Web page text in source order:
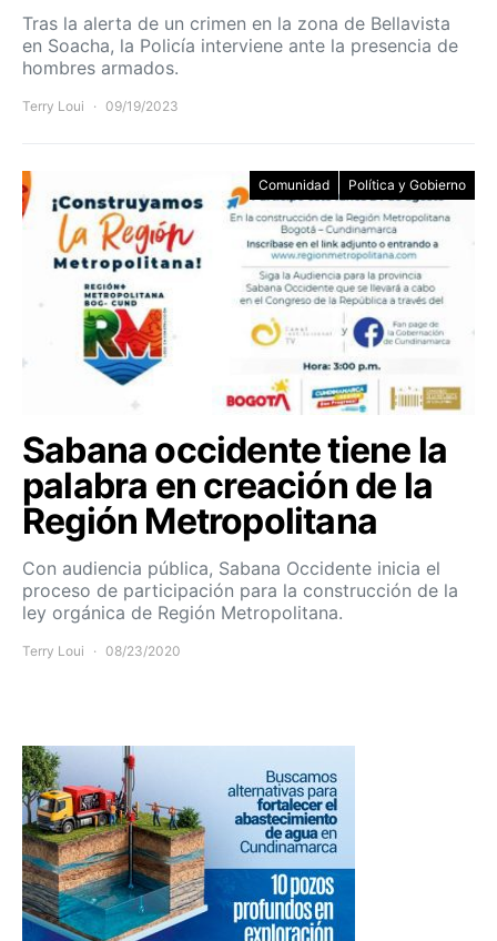
Tras la alerta de un crimen en la zona de Bellavista
en Soacha, la Policía interviene ante la presencia de
hombres armados.
Terry Loui 09/19/2023
Comunidad Política y Gobierno
Sabana occidente tiene la
palabra en creación de la
Región Metropolitana
Con audiencia pública, Sabana Occidente inicia el
proceso de participación para la construcción de la
ley orgánica de Región Metropolitana.
Terry Loui 08/23/2020